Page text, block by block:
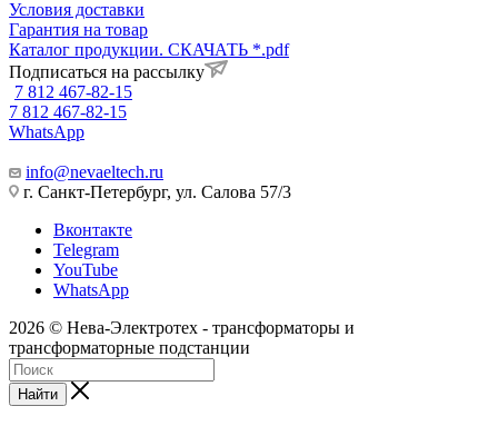
Условия доставки
Гарантия на товар
Каталог продукции. СКАЧАТЬ *.pdf
Подписаться на рассылку
7 812 467-82-15
7 812 467-82-15
WhatsApp
info@nevaeltech.ru
г. Санкт-Петербург, ул. Салова 57/3
Вконтакте
Telegram
YouTube
WhatsApp
2026 © Нева-Электротех - трансформаторы и
трансформаторные подстанции
Найти